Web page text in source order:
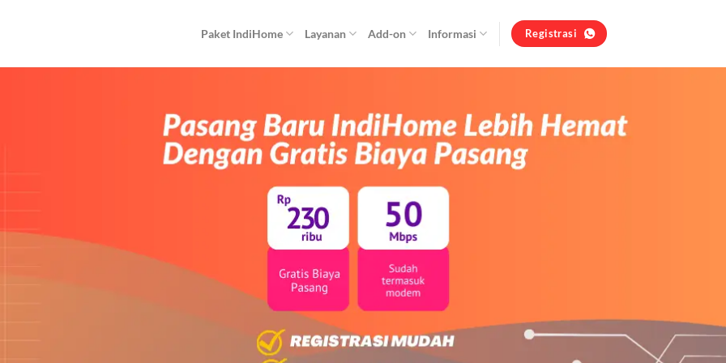
Paket IndiHome Layanan Add-on Informasi Registrasi